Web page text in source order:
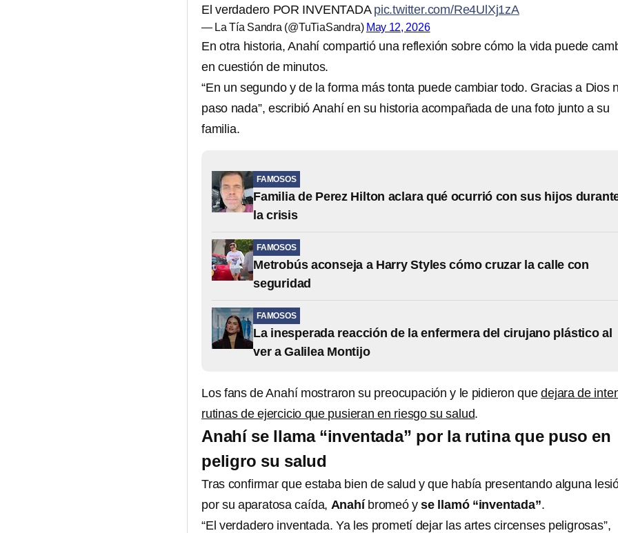
El verdadero POR INVENTADA pic.twitter.com/Re4UlXj1zA
— La Tía Sandra (@TuTiaSandra) May 12, 2026
En otra historia, Anahí compartió una reflexión sobre cómo la vida puede
en cuestión de minutos.
“En un segundo y de la forma más tonta puede cambiar todo. Gracias a Dios
paso nada”, escribió Anahí en su historia acompañada de una foto junto a su
familia.
FAMOSOS
Familia de Perez Hilton aclara qué ocurrió con sus hijos
la crisis
FAMOSOS
Metrobús aconseja a Harry Styles cómo cruzar la calle con
seguridad
FAMOSOS
La inesperada reacción de la enfermera del cirujano plástico al
ver a Galilea Montijo
Los fans de Anahí mostraron su preocupación y le pidieron quedejara de
rutinas de ejercicio que pusieran en riesgo su salud.
Anahí se llama “inventada” por la rutina que puso en
peligro su salud
Tras confirmar que estaba bien de salud y que había presentando alguna
por su aparatosa caída, Anahí bromeó yse llamó “inventada”.
“El verdadero inventada. Ya les prometí dejar las artes circenses peligrosas”,